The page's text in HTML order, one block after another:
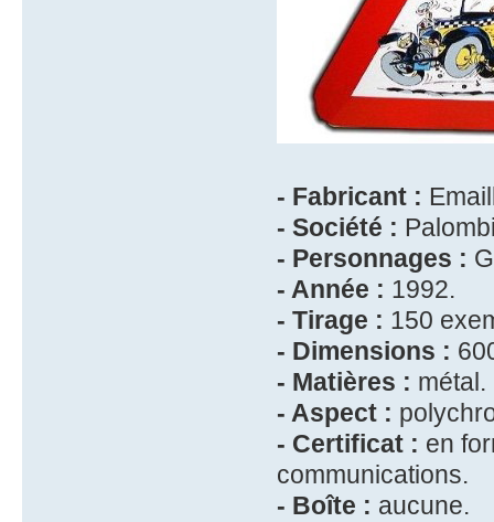
- Fabricant :
- Société :
- Personnages :
- Année : 1992.
- Tirage : 150
- Dimensions :
- Matières : métal.
- Aspect :
- Certificat : en
communications.
- Boîte : aucune.